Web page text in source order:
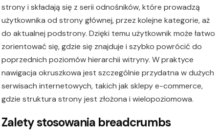
strony i składają się z serii odnośników, które prowadzą
użytkownika od strony głównej, przez kolejne kategorie, aż
do aktualnej podstrony. Dzięki temu użytkownik może łatwo
zorientować się, gdzie się znajduje i szybko powrócić do
poprzednich poziomów hierarchii witryny. W praktyce
nawigacja okruszkowa jest szczególnie przydatna w dużych
serwisach internetowych, takich jak sklepy e-commerce,
gdzie struktura strony jest złożona i wielopoziomowa.
Zalety stosowania breadcrumbs